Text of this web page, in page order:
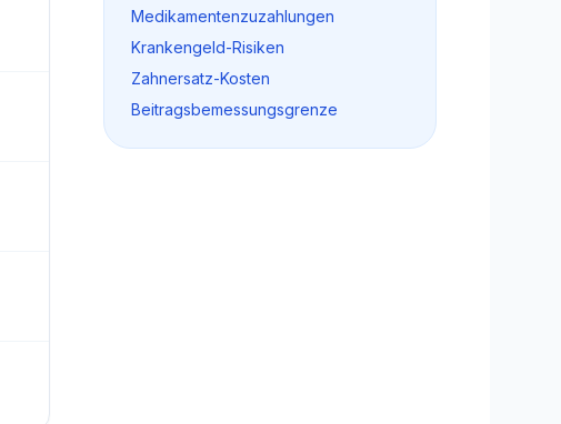
Medikamentenzuzahlungen
Krankengeld-Risiken
Zahnersatz-Kosten
Beitragsbemessungsgrenze